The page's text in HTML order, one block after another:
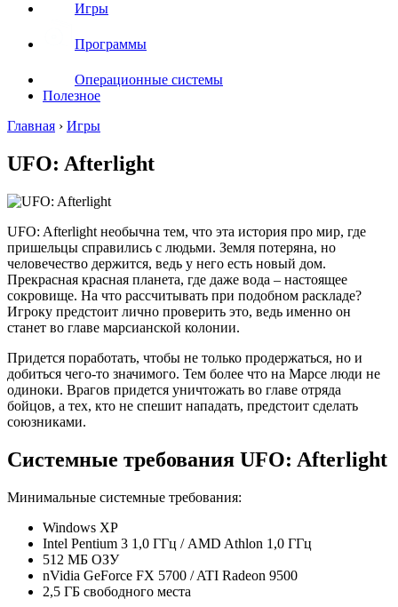
Игры
Программы
Операционные системы
Полезное
Главная › Игры
UFO: Afterlight
UFO: Afterlight необычна тем, что эта история про мир, где
пришельцы справились с людьми. Земля потеряна, но
человечество держится, ведь у него есть новый дом.
Прекрасная красная планета, где даже вода – настоящее
сокровище. На что рассчитывать при подобном раскладе?
Игроку предстоит лично проверить это, ведь именно он
станет во главе марсианской колонии.
Придется поработать, чтобы не только продержаться, но и
добиться чего-то значимого. Тем более что на Марсе люди не
одиноки. Врагов придется уничтожать во главе отряда
бойцов, а тех, кто не спешит нападать, предстоит сделать
союзниками.
Системные требования UFO: Afterlight
Минимальные системные требования:
Windows XP
Intel Pentium 3 1,0 ГГц / AMD Athlon 1,0 ГГц
512 МБ ОЗУ
nVidia GeForce FX 5700 / ATI Radeon 9500
2,5 ГБ свободного места